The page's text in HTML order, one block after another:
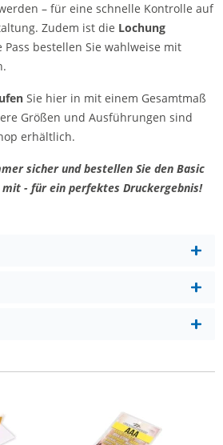
– für eine schnelle Kontrolle auf
Zudem ist die Lochung
Pass bestellen Sie wahlweise mit
Sie hier in mit einem Gesamtmaß
Größen und Ausführungen sind
erhältlich.
sicher und bestellen Sie den Basic
- für ein perfektes Druckergebnis!